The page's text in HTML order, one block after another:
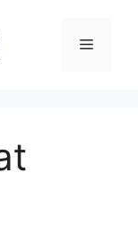
Menu